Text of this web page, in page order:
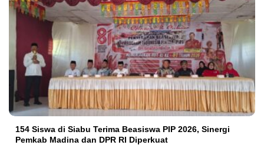
154 Siswa di Siabu Terima Beasiswa PIP 2026, Sinergi
Pemkab Madina dan DPR RI Diperkuat